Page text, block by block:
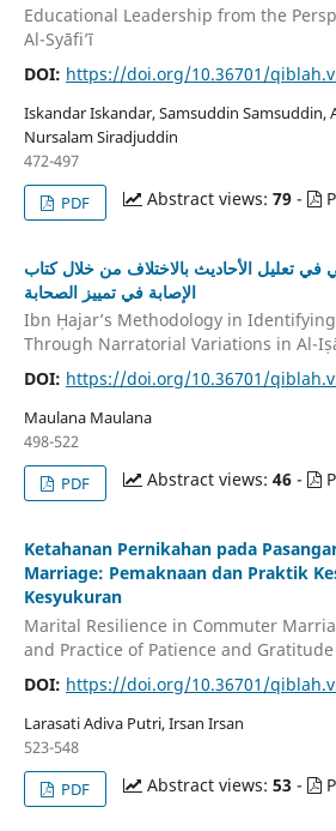
Educational Leadership from the
Al-Syāfi’ī
DOI: https://doi.org/10.36701/
Iskandar Iskandar, Samsuddin Samsuddin,
Nursalam Siradjuddin
472-497
PDF
Abstract views:79 -
في تعليل الأحاديث بالاختلاف من خلال كتاب
الإصابة في تمييز الصحابة
Ibn Ḥajar’s Methodology in
Through Narratorial Variations in Al-
DOI: https://doi.org/10.36701/
Maulana Maulana
498-522
PDF
Abstract views:46 -
Ketahanan Pernikahan pada
Marriage: Pemaknaan dan Praktik
Kesyukuran
Marital Resilience in Commuter
and Practice of Patience and Gratitude
DOI: https://doi.org/10.36701/
Larasati Adiva Putri, Irsan Irsan
523-548
PDF
Abstract views:53 -